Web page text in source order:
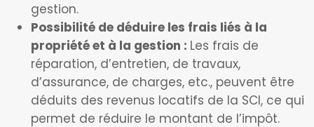
gestion.
Possibilité de déduire les frais liés à la
propriété et à la gestion : Les frais de
réparation, d’entretien, de travaux,
d’assurance, de charges, etc., peuvent être
déduits des revenus locatifs de la SCI, ce qui
permet de réduire le montant de l’impôt.